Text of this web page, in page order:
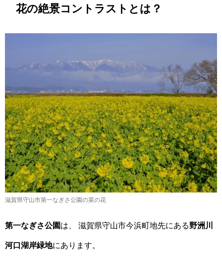
花の絶景コントラストとは？
滋賀県守山市第一なぎさ公園の菜の花
第一なぎさ公園は、 滋賀県守山市今浜町地先にある野洲川
河口湖岸緑地にあります。